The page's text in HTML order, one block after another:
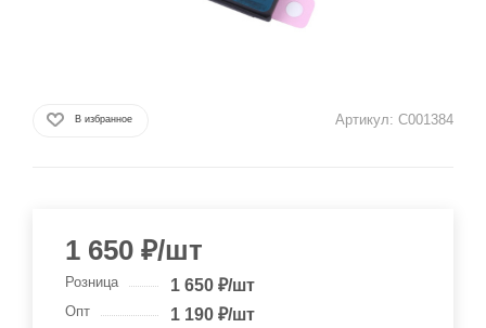
В избранное Артикул: C001384
1 650 ₽/шт
Розница 1 650 ₽/шт
Опт 1 190 ₽/шт